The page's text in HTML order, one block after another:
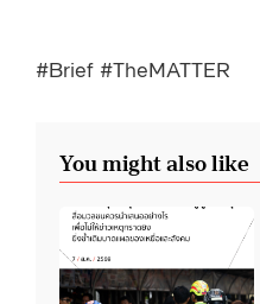
#Brief #TheMATTER
You might also like